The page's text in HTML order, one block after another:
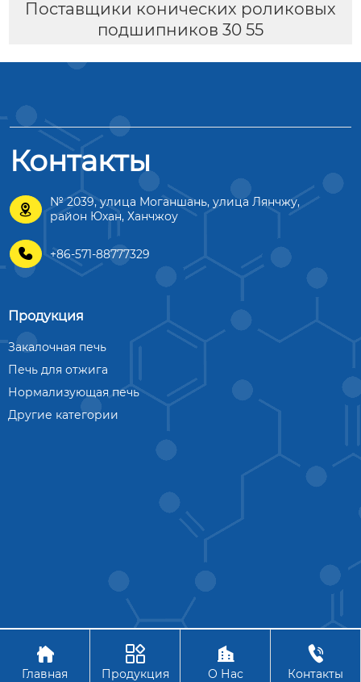
Поставщики конических роликовых
подшипников 30 55
Контакты

№ 2039, улица Моганшань, улица Лянчжу,
район Юхан, Ханчжоу
 +86-571-88777329
Продукция
Закалочная печь
Печь для отжига
Нормализующая печь
Другие категории
Авторское право © АО Ханчжоу Цзиньчжоу Технология

Главная

Продукция

О Нас

Контакты